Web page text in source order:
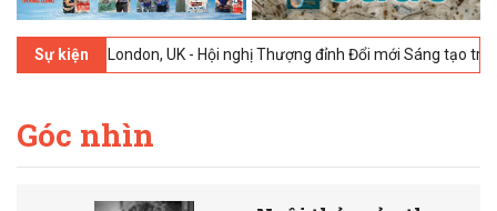
Sự kiện
London, UK - Hội nghị Thượng đỉnh Đổi mới Sáng tạo trong
Góc nhìn